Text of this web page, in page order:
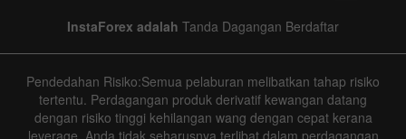
InstaForex adalah Tanda Dagangan Berdaftar
Pendedahan Risiko:Semua pelaburan melibatkan tahap risiko
tertentu. Perdagangan produk derivatif kewangan datang
dengan risiko tinggi kehilangan wang dengan cepat kerana